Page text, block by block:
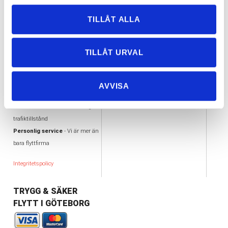
TILLÅT ALLA
TILLÅT URVAL
AVVISA
VARFÖR FLYTTA MED
Flexibilitet- Vi flyttar i hela
Kortbetalning
trafiktillstånd
Personlig service- Vi är mer än
bara flyttfirma
Integritetspolicy
VÅRA UTMÄRKELSER
AA kreditvärdiga aktiebolag
Offertas ambassadör
Alandiaförsäkring
TRYGG & SÄKER
FLYTT I GÖTEBORG